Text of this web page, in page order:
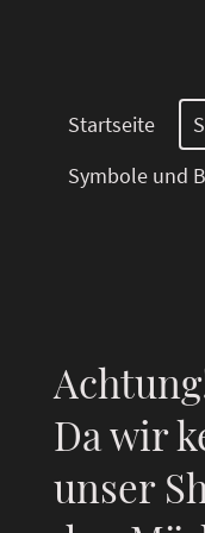
Startseite
Symbole und
Da wir
unser